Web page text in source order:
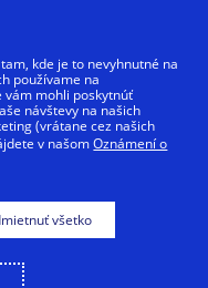
kde je to nevyhnutné na
používame na
vám mohli poskytnúť
návštevy na našich
(vrátane cez našich
v našomOznámení o
všetko